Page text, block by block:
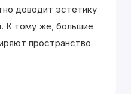
доводит эстетику
К тому же, большие
пространство